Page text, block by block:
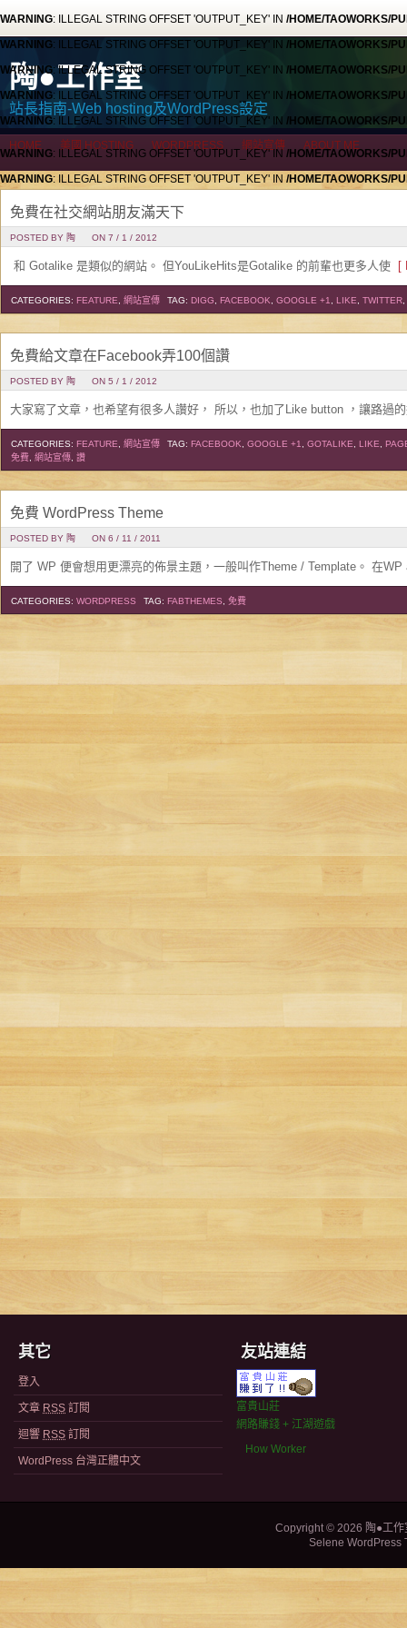
WARNING: ILLEGAL STRING OFFSET 'OUTPUT_KEY' IN /HOME/TAOWORKS/
WARNING: ILLEGAL STRING OFFSET 'OUTPUT_KEY' IN /HOME/TAOWORKS/
WARNING: ILLEGAL STRING OFFSET 'OUTPUT_KEY' IN /HOME/TAOWORKS/
WARNING: ILLEGAL STRING OFFSET 'OUTPUT_KEY' IN /HOME/TAOWORKS/
WARNING: ILLEGAL STRING OFFSET 'OUTPUT_KEY' IN /HOME/TAOWORKS/
HOME
美國 HOSTING WORDPRESS 網站宣傳 ABOUT ME
陶●工作室
站長指南-Web hosting及WordPress設定
WARNING: ILLEGAL STRING OFFSET 'OUTPUT_KEY' IN /HOME/TAOWORKS/
WARNING: ILLEGAL STRING OFFSET 'OUTPUT_KEY' IN /HOME/TAOWORKS/
WARNING: ILLEGAL STRING OFFSET 'OUTPUT_KEY' IN
WARNING: ILLEGAL STRING OFFSET 'OUTPUT_KEY' IN/HOME/TAOWORKS/
免費在社交網站朋友滿天下
POSTED BY 陶 ON 7 / 1 / 2012
和 Gotalike 是類似的網站。 但YouLikeHits是Gotalike 的前輩也更多人使 [
CATEGORIES: FEATURE 網站宣傳 TAG: DIGG FACEBOOK GOOGLE +1 LIKE TWITTER
免費給文章在Facebook弄100個讚
POSTED BY 陶 ON 5 / 1 / 2012
大家寫了文章，也希望有很多人讚好， 所以，也加了Like button ，讓路過
CATEGORIES: FEATURE 網站宣傳 TAG: FACEBOOK GOOGLE +1 GOTALIKE LIKE
免費 網站宣傳 讚
免費 WordPress Theme
POSTED BY 陶 ON 6 / 11 / 2011
開了 WP 便會想用更漂亮的佈景主題，一般叫作Theme / Template。 在WP
CATEGORIES: WORDPRESS TAG: FABTHEMES 免費
其它
登入
文章 RSS 訂閱
迴響 RSS 訂閱
WordPress 台灣正體中文
友站連結
富貴山莊
網路賺錢 + 江湖遊戲
How Worker
Copyright © 2026 陶●工作
Selene WordPress